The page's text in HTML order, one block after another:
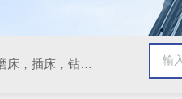
数控车床，加工中心，数控铣床，立钻，台钻，摇臂钻床，锯床，牛头刨床，磨床，插床，钻铣床，滚齿机